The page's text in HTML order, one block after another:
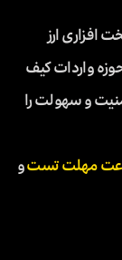
ارز
حوزه واردات کیف
و سهولت را
و